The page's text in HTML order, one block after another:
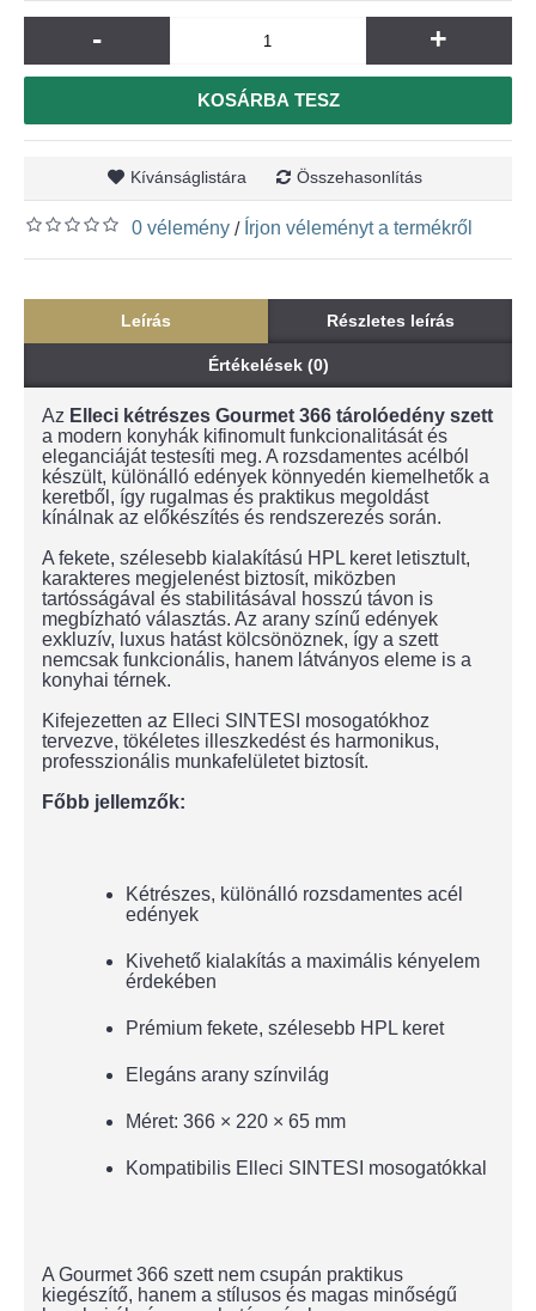
- +
KOSÁRBA TESZ
Kívánságlistára Összehasonlítás
0 vélemény / Írjon véleményt a termékről
Leírás Részletes leírás
Értékelések (0)
Az Elleci kétrészes Gourmet 366 tárolóedény szett
a modern konyhák kifinomult funkcionalitását és
eleganciáját testesíti meg. A rozsdamentes acélból
készült, különálló edények könnyedén kiemelhetők a
keretből, így rugalmas és praktikus megoldást
kínálnak az előkészítés és rendszerezés során.
A fekete, szélesebb kialakítású HPL keret letisztult,
karakteres megjelenést biztosít, miközben
tartósságával és stabilitásával hosszú távon is
megbízható választás. Az arany színű edények
exkluzív, luxus hatást kölcsönöznek, így a szett
nemcsak funkcionális, hanem látványos eleme is a
konyhai térnek.
Kifejezetten az Elleci SINTESI mosogatókhoz
tervezve, tökéletes illeszkedést és harmonikus,
professzionális munkafelületet biztosít.
Főbb jellemzők:
Kétrészes, különálló rozsdamentes acél
edények
Kivehető kialakítás a maximális kényelem
érdekében
Prémium fekete, szélesebb HPL keret
Elegáns arany színvilág
Méret: 366 × 220 × 65 mm
Kompatibilis Elleci SINTESI mosogatókkal
A Gourmet 366 szett nem csupán praktikus
kiegészítő, hanem a stílusos és magas minőségű